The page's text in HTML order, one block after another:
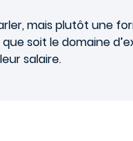
mais plutôt une
soit le domaine
salaire.